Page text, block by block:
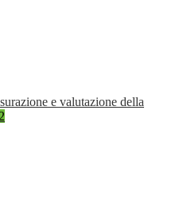
e valutazione della
2